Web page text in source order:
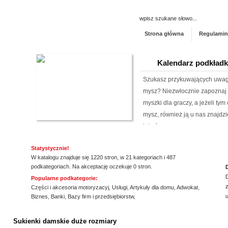
Strona główna
Kalendarz
Szukasz przykuwających
mysz? Niezwłocznie
myszki dla graczy, a jeżeli
mysz, również ją u nas
jakośc...
Szpital Specjalista, to
poradnie, jak i oddział
także laserowe usuwanie
laserowa jest powszechna.
Statystycznie!
W katalogu znajduje się 1220 stron, w 21 kategoriach i 487
podkategoriach. Na akceptację oczekuje 0 stron.
Popularne podkategorie:
Części i akcesoria motoryzacyj Usługi Artykuły dla domu Adwokat
Biznes
Banki Bazy firm i przedsiębiorstw,
Sukienki damskie duże rozmiary